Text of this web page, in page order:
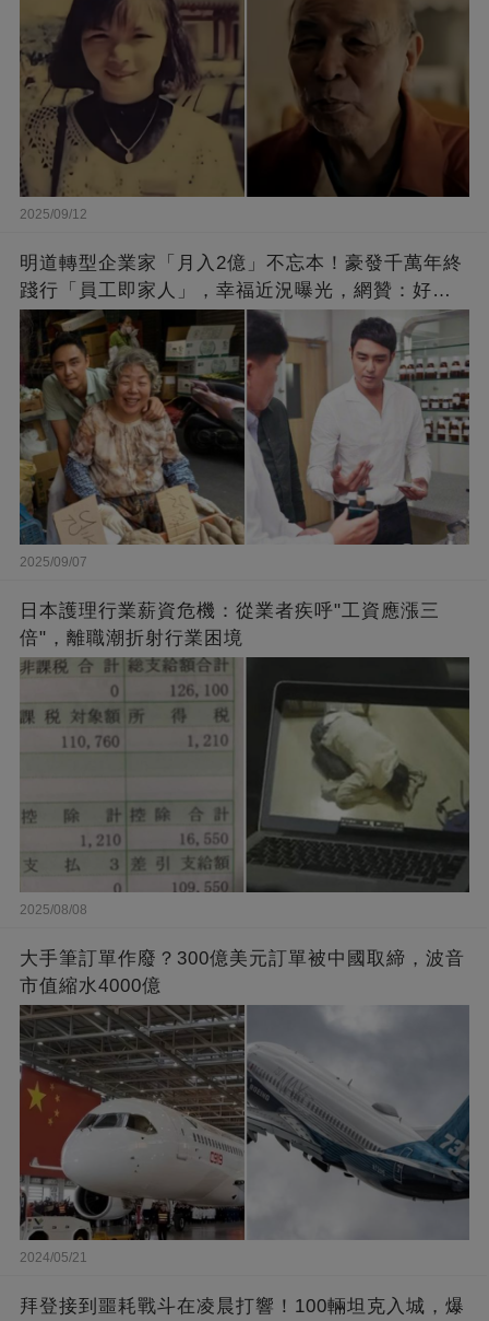
2025/09/12
明道轉型企業家「月入2億」不忘本！豪發千萬年終
踐行「員工即家人」，幸福近況曝光，網贊：好老
闆的福報
2025/09/07
日本護理行業薪資危機：從業者疾呼"工資應漲三
倍"，離職潮折射行業困境
2025/08/08
大手筆訂單作廢？300億美元訂單被中國取締，波音
市值縮水4000億
2024/05/21
拜登接到噩耗戰斗在凌晨打響！100輛坦克入城，爆